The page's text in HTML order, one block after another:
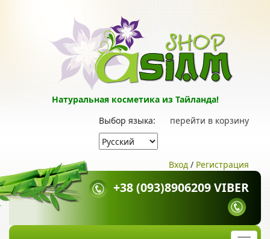
Натуральная косметика из Тайланда!
перейти в корзину
Выбор языка:
Вход / Регистрация
+38 (093)8906209 VIBER